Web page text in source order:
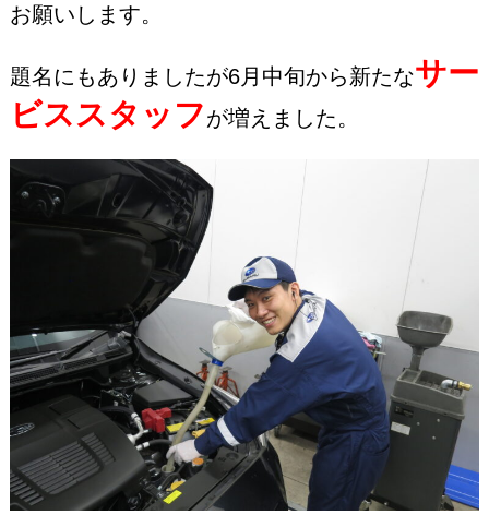
お願いします。
題名にもありましたが6月中旬から新たなサー
ビススタッフが増えました。